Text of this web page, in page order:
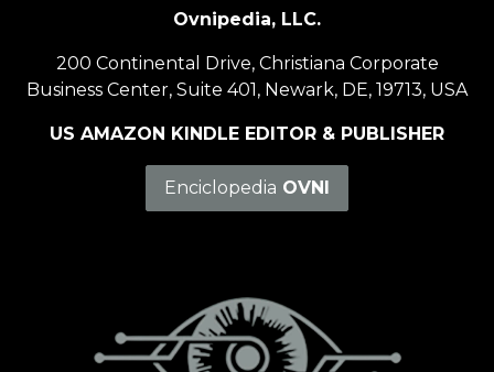
Ovnipedia, LLC.
200 Continental Drive, Christiana Corporate
Business Center, Suite 401, Newark, DE, 19713, USA
US AMAZON KINDLE EDITOR & PUBLISHER
Enciclopedia OVNI